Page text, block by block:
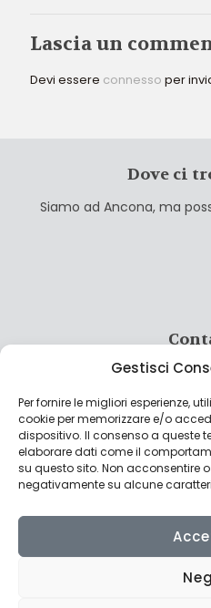
Gestisci
Per fornire le migliori esperienze,
cookie per memorizzare e/o
dispositivo. Il consenso a queste
elaborare dati come il
su questo sito. Non acconsentire
negativamente su alcune
Lascia un
Devi essere connesso per
Dove ci
Siamo ad Ancona, ma
Note
Privacy